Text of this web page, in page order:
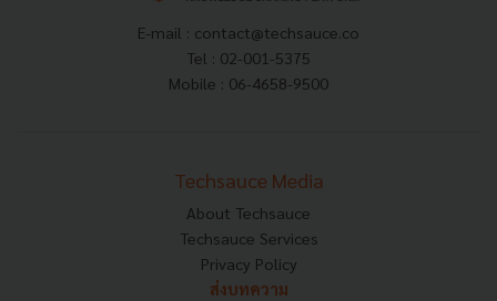
E-mail : contact@techsauce.co
Tel : 02-001-5375
Mobile : 06-4658-9500
Techsauce Media
About Techsauce
Techsauce Services
Privacy Policy
ส่งบทความ